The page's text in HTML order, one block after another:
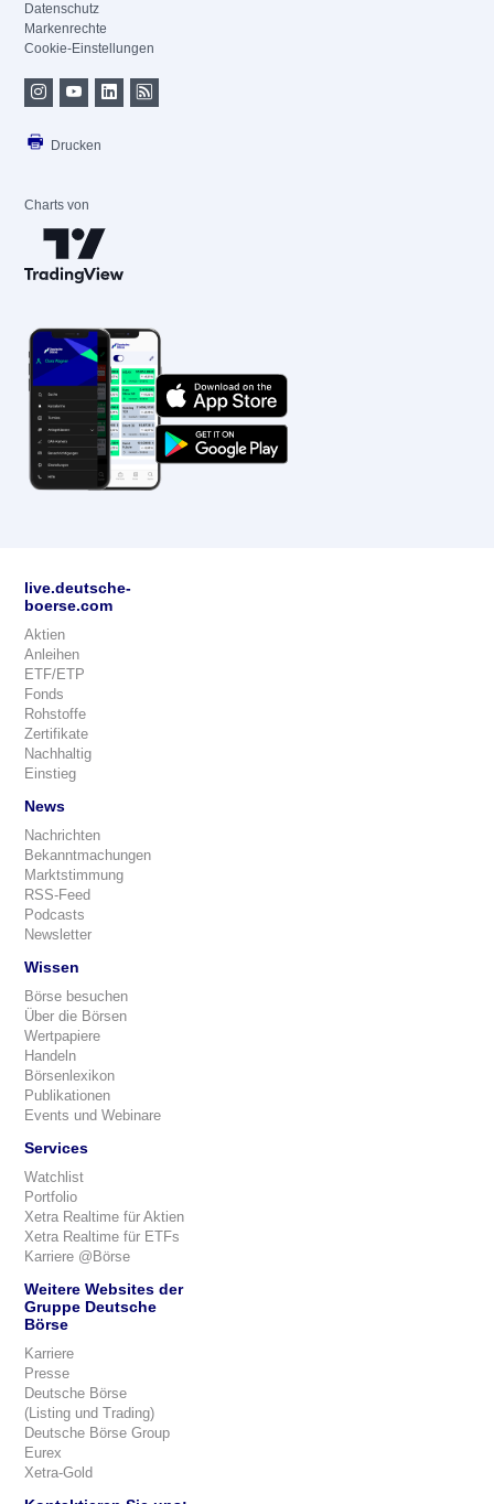
Datenschutz
Markenrechte
Cookie-Einstellungen
Drucken
Charts von
live.deutsche-
boerse.com
Aktien
Anleihen
ETF/ETP
Fonds
Rohstoffe
Zertifikate
Nachhaltig
Einstieg
News
Nachrichten
Bekanntmachungen
Marktstimmung
RSS-Feed
Podcasts
Newsletter
Wissen
Börse besuchen
Über die Börsen
Wertpapiere
Handeln
Börsenlexikon
Publikationen
Events und Webinare
Services
Watchlist
Portfolio
Xetra Realtime für Aktien
Xetra Realtime für ETFs
Karriere @Börse
Weitere Websites der
Gruppe Deutsche
Börse
Karriere
Presse
Deutsche Börse
(Listing und Trading)
Deutsche Börse Group
Eurex
Xetra-Gold